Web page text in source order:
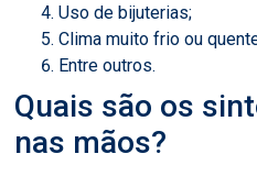
Uso de bijuterias;
Clima muito frio ou
Entre outros.
Quais são os
nas mãos?